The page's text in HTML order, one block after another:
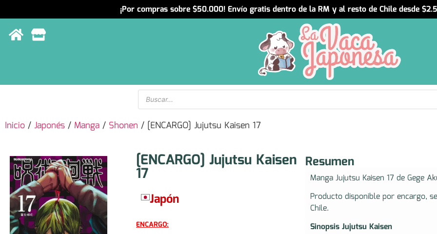
¡Por compras sobre $50.000! Envío gratis dentro de la RM y al resto de Chile desde
Inicio / Japonés / Manga / Shonen / [ENCARGO] Jujutsu Kaisen 17
[ENCARGO] Jujutsu Kaisen
17
Japón
ENCARGO:
Resumen
Manga Jujutsu Kaisen 17 de Gege
Producto disponible por encargo,
Chile.
Sinopsis Jujutsu Kaisen